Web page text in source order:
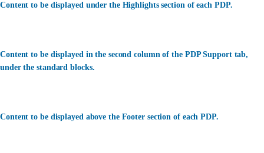
Content to be displayed under the Highlights section of each PDP.
Content to be displayed in the second column of the PDP Support tab,
under the standard blocks.
Content to be displayed above the Footer section of each PDP.